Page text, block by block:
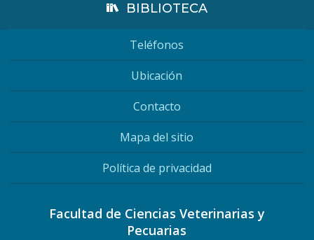
BIBLIOTECA
Teléfonos
Ubicación
Contacto
Mapa del sitio
Política de privacidad
Facultad de Ciencias Veterinarias y
Pecuarias